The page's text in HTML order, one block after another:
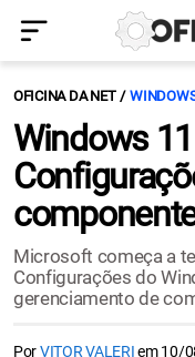
OFICINA DA NET
Windows
Microsoft começa a
Configurações do
gerenciamento de
PorVITOR VALERIem10/